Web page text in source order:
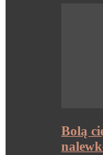
Bolą